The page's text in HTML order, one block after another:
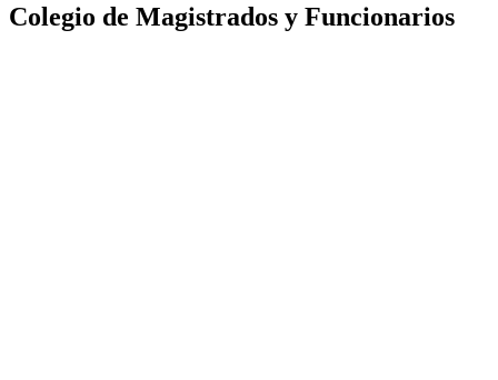
Colegio de Magistrados y Funcionarios